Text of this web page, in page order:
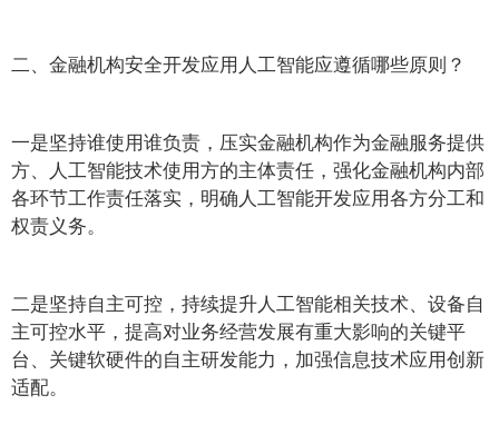
二、金融机构安全开发应用人工智能应遵循哪些原则？
一是坚持谁使用谁负责，压实金融机构作为金融服务提供
方、人工智能技术使用方的主体责任，强化金融机构内部
各环节工作责任落实，明确人工智能开发应用各方分工和
权责义务。
二是坚持自主可控，持续提升人工智能相关技术、设备自
主可控水平，提高对业务经营发展有重大影响的关键平
台、关键软硬件的自主研发能力，加强信息技术应用创新
适配。